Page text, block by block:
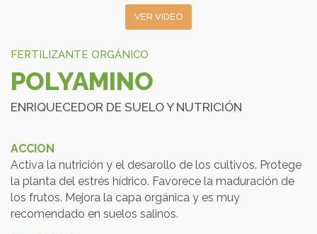
VER VIDEO
FERTILIZANTE ORGÁNICO
POLYAMINO
ENRIQUECEDOR DE SUELO Y NUTRICIÓN
ACCION
Activa la nutrición y el desarollo de los cultivos. Protege
la planta del estrés hídrico. Favorece la maduración de
los frutos. Mejora la capa orgánica y es muy
recomendado en suelos salinos.